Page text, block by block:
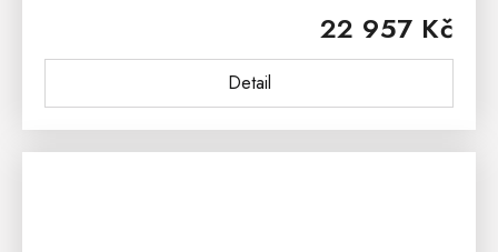
22 957 Kč
Detail